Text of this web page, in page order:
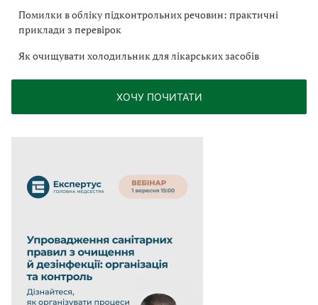
Помилки в обліку підконтрольних речовин: практичні
приклади з перевірок
Як очищувати холодильник для лікарських засобів
ХОЧУ ПОЧИТАТИ